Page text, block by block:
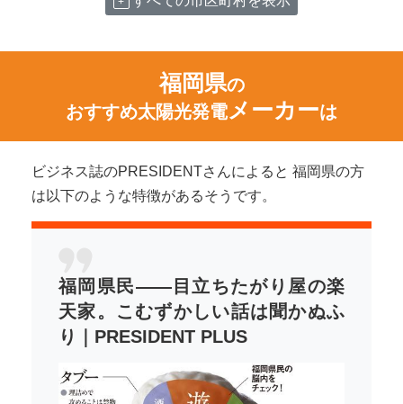
福岡県の
おすすめ太陽光発電メーカーは
ビジネス誌のPRESIDENTさんによると 福岡県の方
は以下のような特徴があるそうです。
福岡県民――目立ちたがり屋の楽
天家。こむずかしい話は聞かぬふ
り｜PRESIDENT PLUS